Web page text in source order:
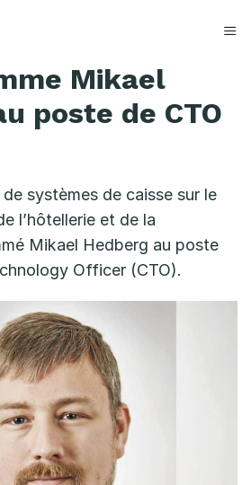
Mikael
poste de CTO
systèmes de caisse sur le
l’hôtellerie et de la
Mikael Hedberg au poste
Officer (CTO).